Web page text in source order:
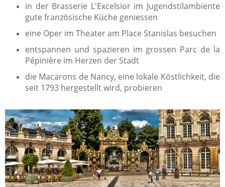
in der Brasserie L'Excelsior im Jugendstilambiente
gute französische Küche geniessen
eine Oper im Theater am Place Stanislas besuchen
entspannen und spazieren im grossen Parc de la
Pépinière im Herzen der Stadt
die Macarons de Nancy, eine lokale Köstlichkeit, die
seit 1793 hergestellt wird, probieren